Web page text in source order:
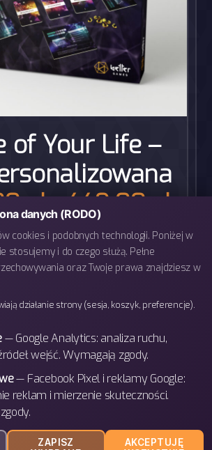
of Your Life –
zł – 449,00 zł
od
gra planszowa ze
i wspomnieniami Twoich
2-6…
danych (RODO)
cookies i podobnych technologii. Poniżej w
stosujemy i do czego służą. Pełne
oraz Twoje prawa znajdziesz w
działanie strony (sesja, koszyk, preferencje).
— Google Analytics: analiza ruchu,
wejść. Wymagają zgody.
— Facebook Pixel i reklamy Google:
reklam i mierzenie skuteczności.
ZAPISZ
AKCEPTUJĘ